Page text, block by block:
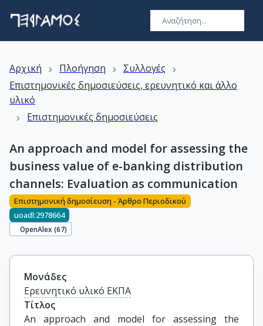
Αρχική › Πλοήγηση › Συλλογές ›
Επιστημονικές δημοσιεύσεις, ερευνητικό και άλλο
υλικό
› Επιστημονικές δημοσιεύσεις
An approach and model for assessing the
business value of e-banking distribution
channels: Evaluation as communication
Επιστημονική δημοσίευση - Άρθρο Περιοδικού
uoadl:2978664
OpenAlex (67)
Μονάδες
Ερευνητικό υλικό ΕΚΠΑ
Τίτλος
An approach and model for assessing the